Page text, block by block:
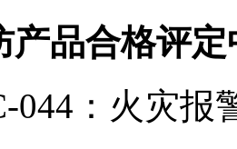
产品合格评定
044：火灾报